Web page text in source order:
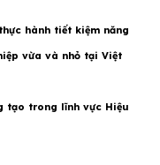
hành tiết kiệm năng
vừa và nhỏ tại Việt
tạo trong lĩnh vực Hiệu
tai sông Nậm
tin cho Đợt kêu
tiếp tục thu hút nhà